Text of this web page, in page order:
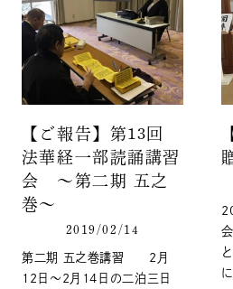
【ご報告】第13回
法華経一部読誦講習
会 ～第二期 五之
巻～
2019/02/14
第二期 五之巻講習 2月
12日～2月14日の二泊三日